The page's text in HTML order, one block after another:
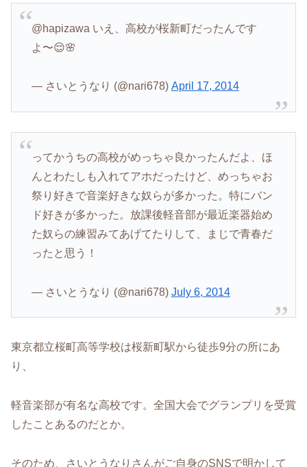
@hapizawa いえ、高校が桜新町だったんです
よ〜😌🌸
— さいとうなり (@nari678) April 17, 2014
ってかうちの高校がめっちゃ良かったんだよ、ほ
んとわたしも入れてアホだったけど、めっちゃお
祭り好きで音楽好きな奴らが多かった。特にバン
ド好きが多かった。放課後軽音部が最近楽器始め
た奴らの練習みてあげてたりして、まじで青春だ
ったと思う！
— さいとうなり (@nari678) July 6, 2014
東京都立桜町高等学校は桜新町駅から徒歩9分の所にあ
り、
軽音楽部が有名な高校です。全国大会でグランプリを受賞
したことあるのだとか。
そのため、さいとうなりさんがご自身のSNSで明かして